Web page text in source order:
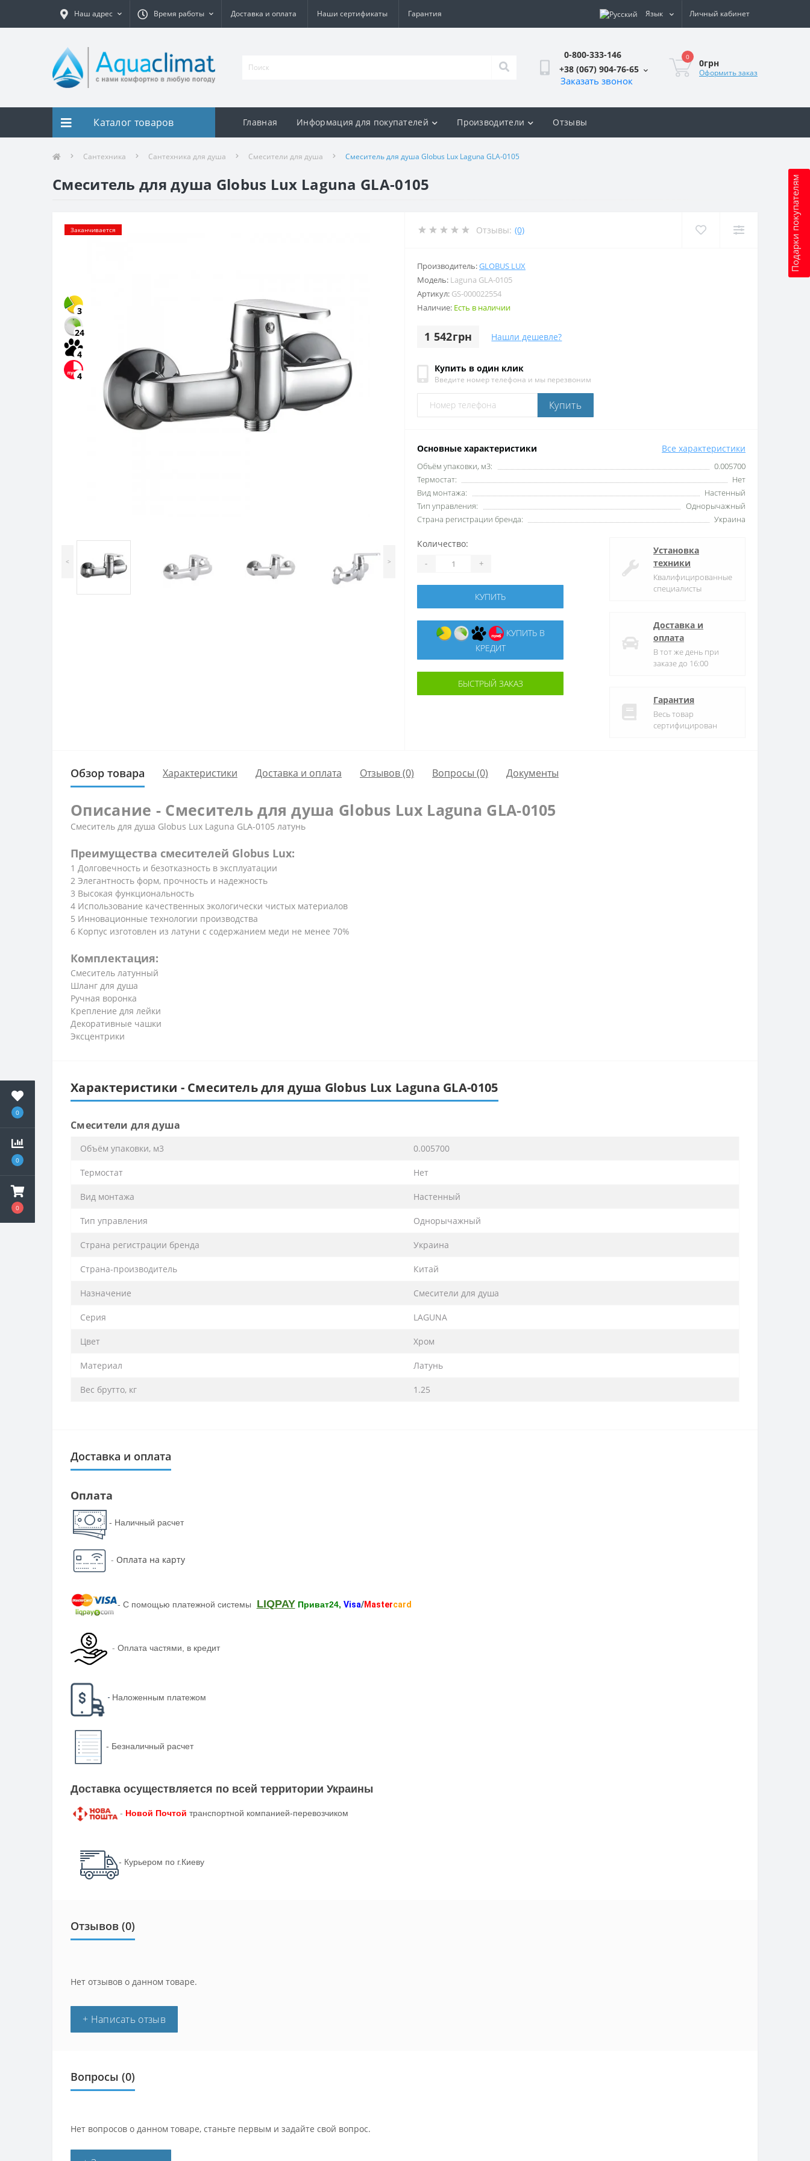
0
0
0
Наш адрес Время работы Доставка и оплата Наши сертификаты Гарантия Язык Личный кабинет
0-800-333-146
+38 (067) 904-76-65
Заказать звонок
0
0грн
Оформить заказ
Подарки покупателям
Каталог товаров Главная Информация для покупателей Производители Отзывы
Сантехника Сантехника для душа Смесители для душа Смеситель для душа Globus Lux Laguna GLA-0105
Смеситель для душа Globus Lux Laguna GLA-0105
Заканчивается
3
24
4
4
< >
Отзывы: (0)
Производитель:GLOBUS LUX
Модель: Laguna GLA-0105
Артикул: GS-000022554
Наличие: Есть в наличии
1 542грн Нашли дешевле?
Купить в один клик
Введите номер телефона и мы перезвоним
Купить
Основные характеристики Все характеристики
Объём упаковки, м3:
0.005700
Термостат:
Нет
Вид монтажа:
Настенный
Тип управления:
Однорычажный
Страна регистрации бренда:
Украина
Количество:
- +
КУПИТЬ
КУПИТЬ В
КРЕДИТ
БЫСТРЫЙ ЗАКАЗ
Установка
техники
Квалифицированные
специалисты
Доставка и
оплата
В тот же день при
заказе до 16:00
Гарантия
Весь товар
сертифицирован
Обзор товара Характеристики Доставка и оплата Отзывов (0) Вопросы (0) Документы
Описание - Смеситель для душа Globus Lux Laguna GLA-0105
Смеситель для душа Globus Lux Laguna GLA-0105 латунь
Преимущества смесителей Globus Lux:
1 Долговечность и безотказность в эксплуатации
2 Элегантность форм, прочность и надежность
3 Высокая функциональность
4 Использование качественных экологически чистых материалов
5 Инновационные технологии производства
6 Корпус изготовлен из латуни с содержанием меди не менее 70%
Комплектация:
Смеситель латунный
Шланг для душа
Ручная воронка
Крепление для лейки
Декоративные чашки
Эксцентрики
Характеристики - Смеситель для душа Globus Lux Laguna GLA-0105
Смесители для душа
Объём упаковки, м3 0.005700
Термостат Нет
Вид монтажа Настенный
Тип управления Однорычажный
Страна регистрации бренда Украина
Страна-производитель Китай
Назначение Смесители для душа
Серия LAGUNA
Цвет Хром
Материал Латунь
Вес брутто, кг 1.25
Доставка и оплата
Оплата
- Наличный расчет
- Оплата на карту
- С помощью платежной системы LIQPAY Приват24, Visa/Mastercard
- Оплата частями, в кредит
- Наложенным платежом
- Безналичный расчет
Доставка осуществляется по всей территории Украины
- Новой Почтой транспортной компанией-перевозчиком
- Курьером по г.Киеву
Отзывов (0)
Нет отзывов о данном товаре.
+ Написать отзыв
Вопросы (0)
Нет вопросов о данном товаре, станьте первым и задайте свой вопрос.